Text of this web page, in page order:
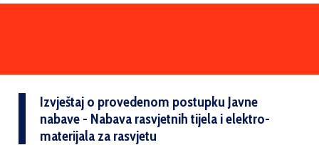
Izvještaj o provedenom postupku Javne
nabave - Nabava rasvjetnih tijela i elektro-
materijala za rasvjetu